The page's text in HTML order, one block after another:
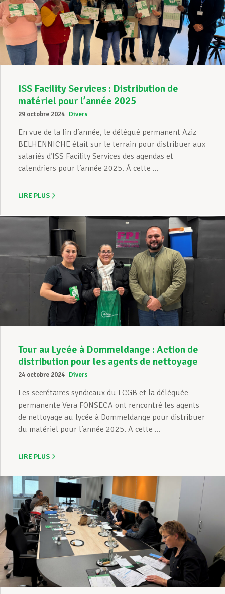
ISS Facility Services : Distribution de
matériel pour l’année 2025
29 octobre 2024 Divers
En vue de la fin d’année, le délégué permanent Aziz
BELHENNICHE était sur le terrain pour distribuer aux
salariés d’ISS Facility Services des agendas et
calendriers pour l’année 2025. À cette ...
LIRE PLUS
Tour au Lycée à Dommeldange : Action de
distribution pour les agents de nettoyage
24 octobre 2024 Divers
Les secrétaires syndicaux du LCGB et la déléguée
permanente Vera FONSECA ont rencontré les agents
de nettoyage au lycée à Dommeldange pour distribuer
du matériel pour l’année 2025. A cette ...
LIRE PLUS